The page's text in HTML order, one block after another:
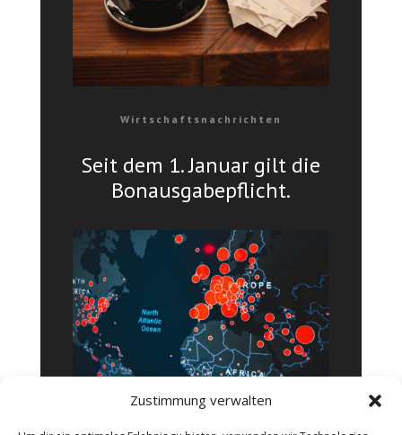
Zustimmung verwalten
Wirtschaftsnachrichten
Seit dem 1. Januar gilt die
Bonausgabepflicht.